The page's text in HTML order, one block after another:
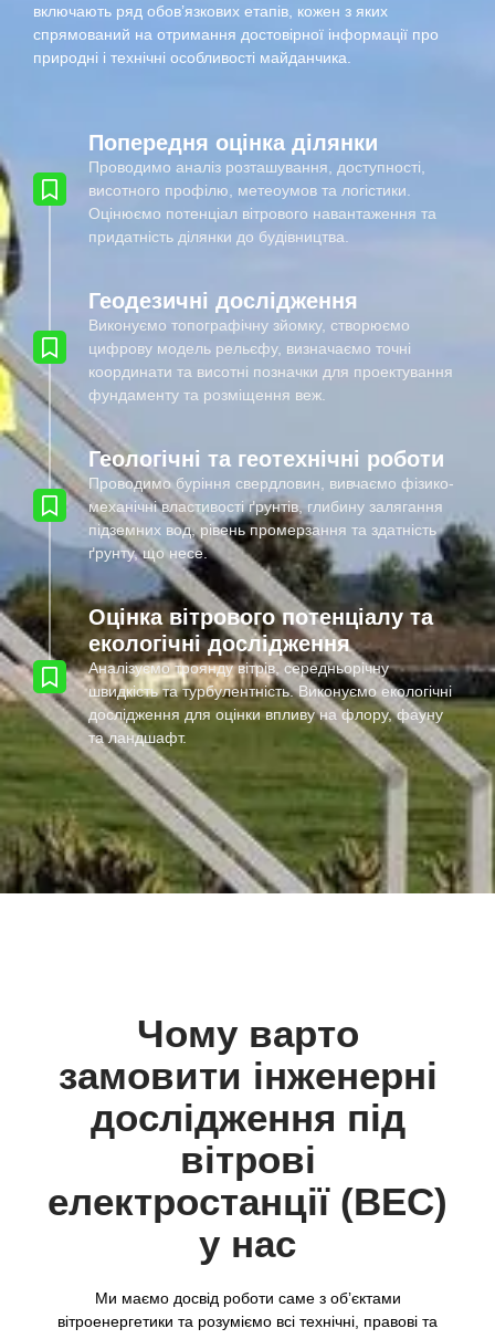
включають ряд обов’язкових етапів, кожен з яких
спрямований на отримання достовірної інформації про
природні і технічні особливості майданчика.
Попередня оцінка ділянки
Проводимо аналіз розташування, доступності,
висотного профілю, метеоумов та логістики.
Оцінюємо потенціал вітрового навантаження та
придатність ділянки до будівництва.
Геодезичні дослідження
Виконуємо топографічну зйомку, створюємо
цифрову модель рельєфу, визначаємо точні
координати та висотні позначки для проектування
фундаменту та розміщення веж.
Геологічні та геотехнічні роботи
Проводимо буріння свердловин, вивчаємо фізико-
механічні властивості ґрунтів, глибину залягання
підземних вод, рівень промерзання та здатність
ґрунту, що несе.
Оцінка вітрового потенціалу та
екологічні дослідження
Аналізуємо троянду вітрів, середньорічну
швидкість та турбулентність. Виконуємо екологічні
дослідження для оцінки впливу на флору, фауну
та ландшафт.
Чому варто
замовити інженерні
дослідження під
вітрові
електростанції (ВЕС)
у нас
Ми маємо досвід роботи саме з об’єктами
вітроенергетики та розуміємо всі технічні, правові та